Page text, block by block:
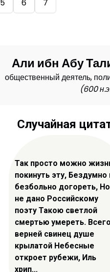
5 6
7
Али ибн Абу
общественный деятель,
(600
Случайная
Так просто можно
покинуть эту, Бездумно
безбольно догореть, Но
не дано Российскому
поэту Такою светлой
смертью умереть. Всего
верней свинец душе
крылатой Небесные
откроет рубежи, Иль
хрип...